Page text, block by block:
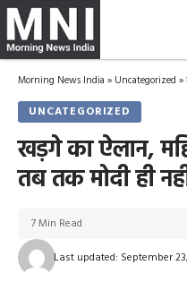
Morning News India » Uncategorized »
UNCATEGORIZED
खड़गे का ऐलान,
तब तक मोदी ही
Last updated: September
7 Min Read